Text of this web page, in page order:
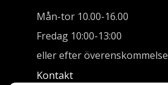
Mån-tor 10.00-16.00
Fredag 10:00-13:00
eller efter överenskommelse
Kontakt